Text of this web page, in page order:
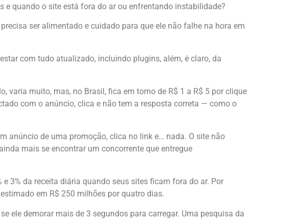
e quando o site está fora do ar ou enfrentando instabilidade?
ser alimentado e cuidado para que ele não falhe na hora em
com tudo atualizado, incluindo plugins, além, é claro, da
varia muito, mas, no Brasil, fica em torno de R$ 1 a R$ 5 por clique
com o anúncio, clica e não tem a resposta correta — como o
anúncio de uma promoção, clica no link e… nada. O site não
mais se encontrar um concorrente que entregue
3% da receita diária quando seus sites ficam fora do ar. Por
em R$ 250 milhões por quatro dias.
ele demorar mais de 3 segundos para carregar. Uma pesquisa da